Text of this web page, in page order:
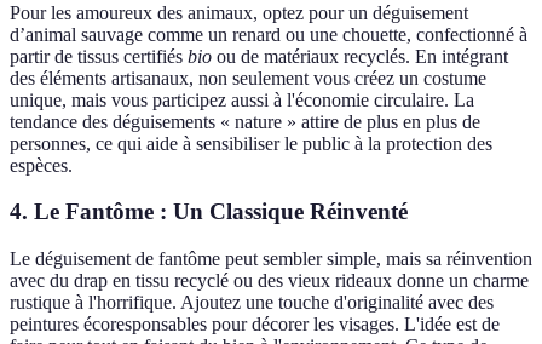
Pour les amoureux des animaux, optez pour un déguisement
d’animal sauvage comme un renard ou une chouette, confectionné à
partir de tissus certifiés bio ou de matériaux recyclés. En intégrant
des éléments artisanaux, non seulement vous créez un costume
unique, mais vous participez aussi à l'économie circulaire. La
tendance des déguisements « nature » attire de plus en plus de
personnes, ce qui aide à sensibiliser le public à la protection des
espèces.
4. Le Fantôme : Un Classique Réinventé
Le déguisement de fantôme peut sembler simple, mais sa réinvention
avec du drap en tissu recyclé ou des vieux rideaux donne un charme
rustique à l'horrifique. Ajoutez une touche d'originalité avec des
peintures écoresponsables pour décorer les visages. L'idée est de